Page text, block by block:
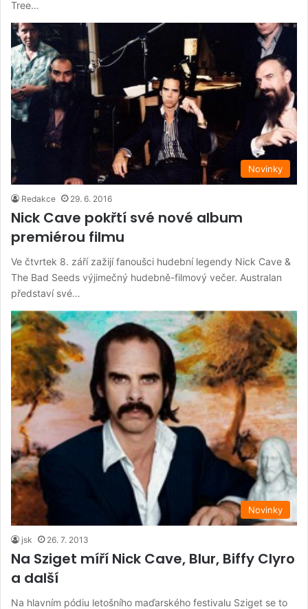
Tree…
Novinky
Redakce 29. 6. 2016
Nick Cave pokřtí své nové album
premiérou filmu
Ve čtvrtek 8. září zažijí fanoušci hudební legendy Nick Cave &
The Bad Seeds výjimečný hudebně-filmový večer. Australan
představí své…
Novinky
jsk 26. 7. 2013
Na Sziget míří Nick Cave, Blur, Biffy Clyro
a další
Na hlavním pódiu letošního maďarského festivalu Sziget se to